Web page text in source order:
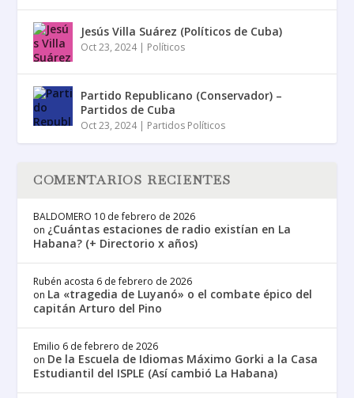
Jesús Villa Suárez (Políticos de Cuba)
Oct 23, 2024| Políticos
Partido Republicano (Conservador) –
Partidos de Cuba
Oct 23, 2024| Partidos Políticos
COMENTARIOS RECIENTES
BALDOMERO 10 de febrero de 2026
on ¿Cuántas estaciones de radio existían en La
Habana? (+ Directorio x años)
Rubén acosta 6 de febrero de 2026
on La «tragedia de Luyanó» o el combate épico del
capitán Arturo del Pino
Emilio 6 de febrero de 2026
on De la Escuela de Idiomas Máximo Gorki a la Casa
Estudiantil del ISPLE (Así cambió La Habana)